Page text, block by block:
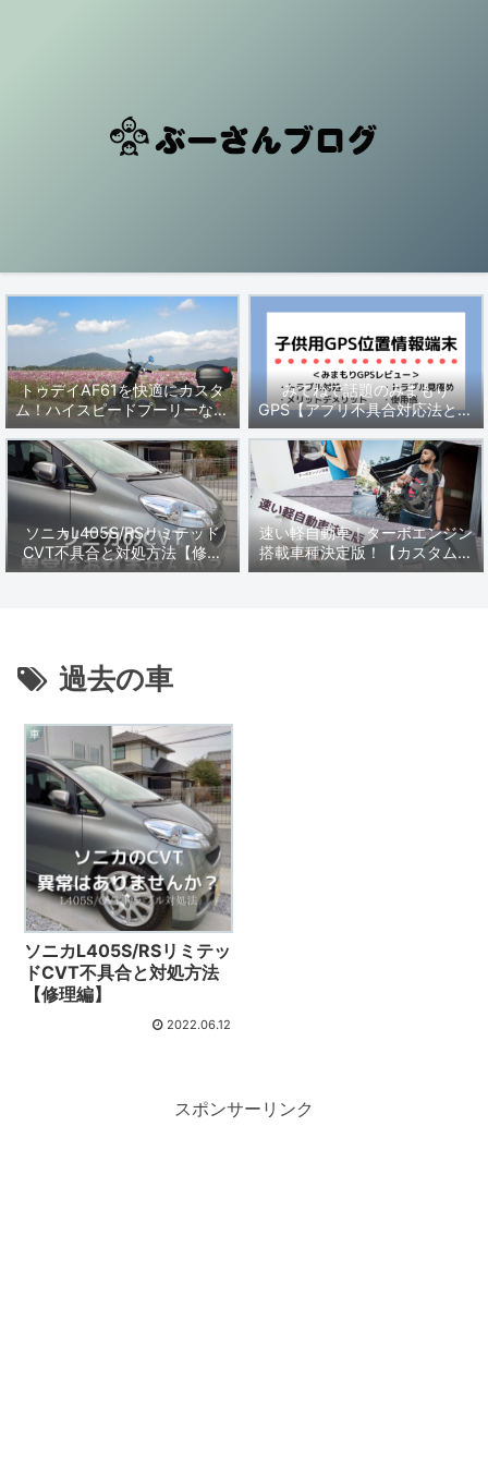
トゥデイAF61を快適にカスタ
ム！ハイスピードプーリーなど
セッティングを解説
みてねで話題のみまもり
GPS【アプリ不具合対応法と製
品レビュー・動かない時の対処
法】
ソニカL405S/RSリミテッド
CVT不具合と対処方法【修理
編】
速い軽自動車｜ターボエンジン
搭載車種決定版！【カスタムに
オススメ軽スポーツ】
過去の車
車
ソニカL405S/RSリミテッ
ドCVT不具合と対処方法
【修理編】
2022.06.12
スポンサーリンク